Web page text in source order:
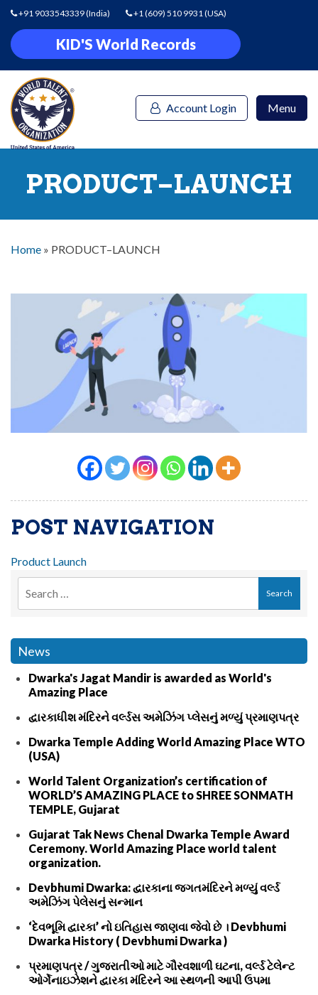
+91 9033543339(India) +1 (609) 510 9931(USA)
KID'S World Records
Account Login Menu
PRODUCT–LAUNCH
Home » PRODUCT–LAUNCH
POST NAVIGATION
Product Launch
News
Dwarka's Jagat Mandir is awarded as World's
Amazing Place
દ્વારકાધીશ મંદિરને વર્લ્ડસ અમેઝિંગ પ્લેસનું મળ્યું પ્રમાણપત્ર
Dwarka Temple Adding World Amazing Place WTO
(USA)
World Talent Organization’s certification of
WORLD’S AMAZING PLACE to SHREE SONMATH
TEMPLE, Gujarat
Gujarat Tak News Chenal Dwarka Temple Award
Ceremony. World Amazing Place world talent
organization.
Devbhumi Dwarka: દ્વારકાના જગતમંદિરને મળ્યું વર્લ્ડ
અમેઝિંગ પેલેસનું સન્માન
‘દેવભૂમિ દ્વારકા’ નો ઇતિહાસ જાણવા જેવો છે । Devbhumi
Dwarka History ( Devbhumi Dwarka )
પ્રમાણપત્ર / ગુજરાતીઓ માટે ગૌરવશાળી ઘટના, વર્લ્ડ ટેલેન્ટ
ઓર્ગેનાઇઝેશને દ્વારકા મંદિરને આ સ્થળની આપી ઉપમા